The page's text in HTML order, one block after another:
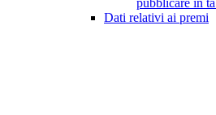
pubblicare in
Dati relativi ai premi